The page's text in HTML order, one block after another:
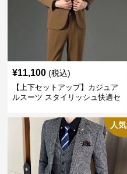
¥11,100 (税込)
【上下セットアップ】カジュア
ルスーツ スタイリッシュ快適セ
人気